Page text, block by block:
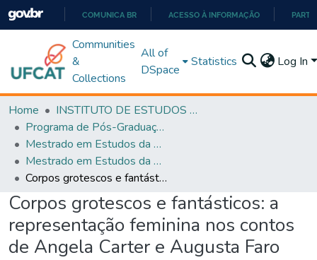
PARA
O
COMUNICA BR ACESSO À INFORMAÇÃO
Communities
&
Collections
All of
DSpace
Statistics Log In
Home
INSTITUTO DE ESTUDOS DA LINGUAGEM
Programa de Pós-Graduação em Estudos da Linguagem (PPGEL)
Mestrado em Estudos da Linguagem - PPGEL
Mestrado em Estudos da Linguagem - PPGEL
Corpos grotescos e fantásticos: a representação feminina nos contos de Angela Carter e Augusta Faro
Corpos grotescos e fantásticos: a
representação feminina nos contos
de Angela Carter e Augusta Faro